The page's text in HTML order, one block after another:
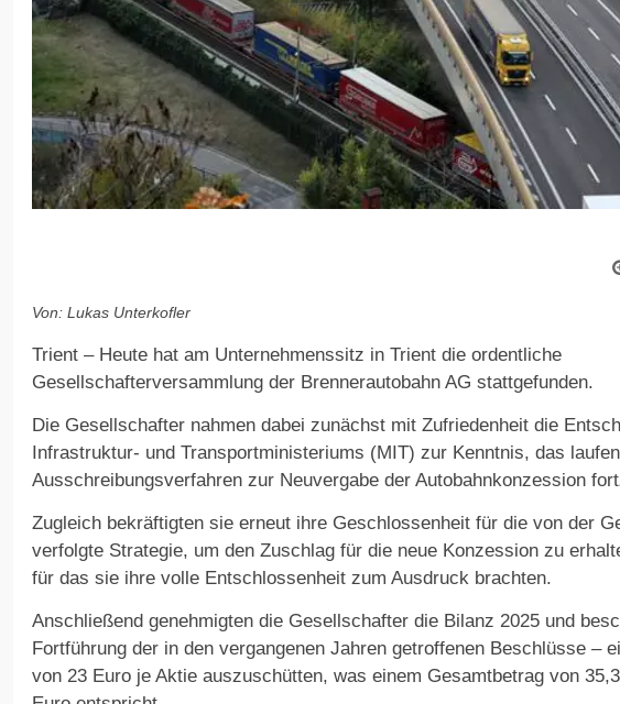
Von: Lukas Unterkofler
Trient – Heute hat am Unternehmenssitz in Trient die ordentliche
Gesellschafterversammlung der Brennerautobahn AG stattgefunden.
Die Gesellschafter nahmen dabei zunächst mit Zufriedenheit die
Infrastruktur- und Transportministeriums (MIT) zur Kenntnis, das
Ausschreibungsverfahren zur Neuvergabe der Autobahnkonzession
Zugleich bekräftigten sie erneut ihre Geschlossenheit für die von der
verfolgte Strategie, um den Zuschlag für die neue Konzession zu
für das sie ihre volle Entschlossenheit zum Ausdruck brachten.
Anschließend genehmigten die Gesellschafter die Bilanz 2025 und
Fortführung der in den vergangenen Jahren getroffenen Beschlüsse –
von 23 Euro je Aktie auszuschütten, was einem Gesamtbetrag von